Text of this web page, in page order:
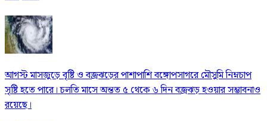
আগস্ট মাসজুড়ে বৃষ্টি ও বজ্রঝড়ের পাশাপাশি বঙ্গোপসাগরে মৌসুমি নিম্নচাপ
সৃষ্টি হতে পারে। চলতি মাসে অন্তত ৫ থেকে ৬ দিন বজ্রঝড় হওয়ার সম্ভাবনাও
রয়েছে।